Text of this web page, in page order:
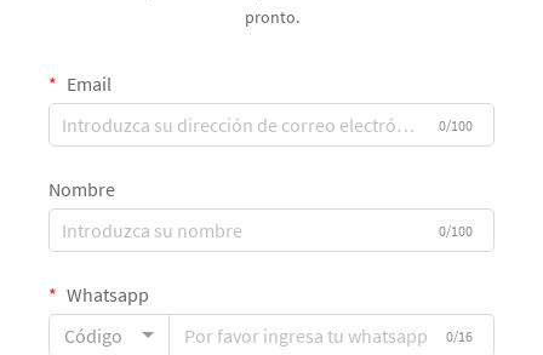
pronto.
Email
0/100
Nombre
0/100
Whatsapp
Código
0/16